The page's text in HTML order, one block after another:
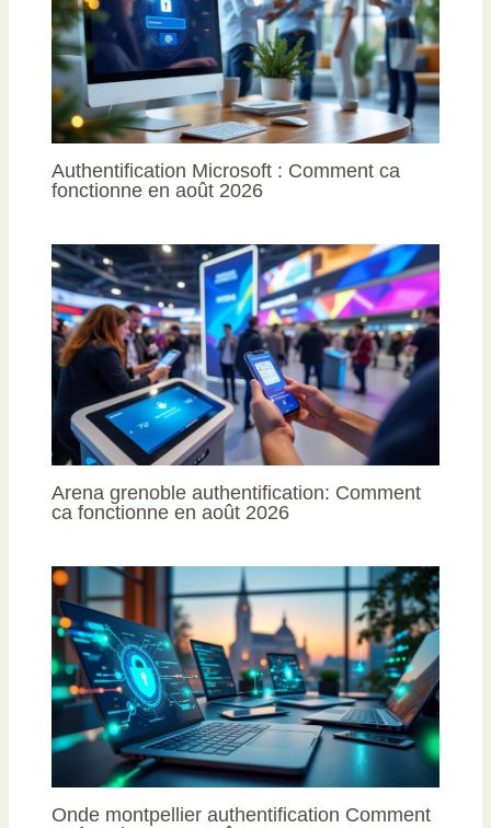
Authentification Microsoft : Comment ca
fonctionne en août 2026
Arena grenoble authentification: Comment
ca fonctionne en août 2026
Onde montpellier authentification Comment